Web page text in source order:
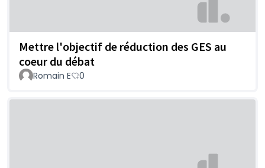
Mettre l'objectif de réduction des GES au
coeur du débat
Romain E 0